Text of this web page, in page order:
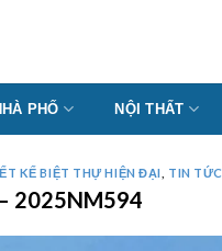
PHỐ NỘI THẤT
KẾ BIỆT THỰ HIỆN ĐẠI TIN TỨC
2025NM594